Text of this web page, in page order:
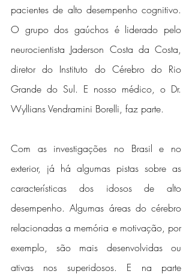
pacientes de alto desempenho cognitivo.
O grupo dos gaúchos é liderado pelo
neurocientista Jaderson Costa da Costa,
diretor do Instituto do Cérebro do Rio
Grande do Sul. E nosso médico, o Dr.
Wyllians Vendramini Borelli, faz parte.
Com as investigações no Brasil e no
exterior, já há algumas pistas sobre as
características dos idosos de alto
desempenho. Algumas áreas do cérebro
relacionadas a memória e motivação, por
exemplo, são mais desenvolvidas ou
ativas nos superidosos. E na parte